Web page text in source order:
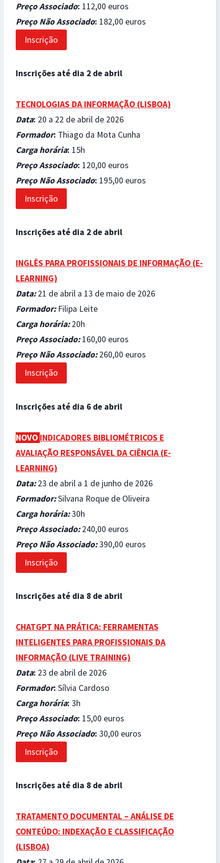
Preço Associado: 112,00 euros
Preço Não Associado: 182,00 euros
Inscrição
Inscrições até dia 2 de abril
TECNOLOGIAS DA INFORMAÇÃO (LISBOA)
Data: 20 a 22 de abril de 2026
Formador: Thiago da Mota Cunha
Carga horária: 15h
Preço Associado: 120,00 euros
Preço Não Associado: 195,00 euros
Inscrição
Inscrições até dia 2 de abril
INGLÊS PARA PROFISSIONAIS DE INFORMAÇÃO (E-
LEARNING)
Data: 21 de abril a 13 de maio de 2026
Formador: Filipa Leite
Carga horária:20h
Preço Associado:160,00 euros
Preço Não Associado:260,00 euros
Inscrição
Inscrições até dia 6 de abril
NOVO INDICADORES BIBLIOMÉTRICOS E
AVALIAÇÃO RESPONSÁVEL DA CIÊNCIA (E-
LEARNING)
Data: 23 de abril a 1 de junho de 2026
Formador:Silvana Roque de Oliveira
Carga horária:30h
Preço Associado:240,00 euros
Preço Não Associado:390,00 euros
Inscrição
Inscrições até dia 8 de abril
CHATGPT NA PRÁTICA: FERRAMENTAS
INTELIGENTES PARA PROFISSIONAIS DA
INFORMAÇÃO (LIVE TRAINING)
Data: 23 de abril de 2026
Formador: Sílvia Cardoso
Carga horária: 3h
Preço Associado: 15,00 euros
Preço Não Associado: 30,00 euros
Inscrição
Inscrições até dia 8 de abril
TRATAMENTO DOCUMENTAL – ANÁLISE DE
CONTEÚDO: INDEXAÇÃO E CLASSIFICAÇÃO
(LISBOA)